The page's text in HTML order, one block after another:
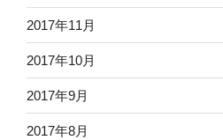
2017年11月
2017年10月
2017年9月
2017年8月